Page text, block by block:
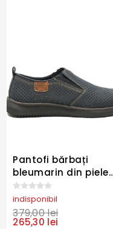
Pantofi bărbați
bleumarin din piele
întoarsă cu calapod
lat RIK10452-14
indisponibil
379,00 lei
265,30 lei